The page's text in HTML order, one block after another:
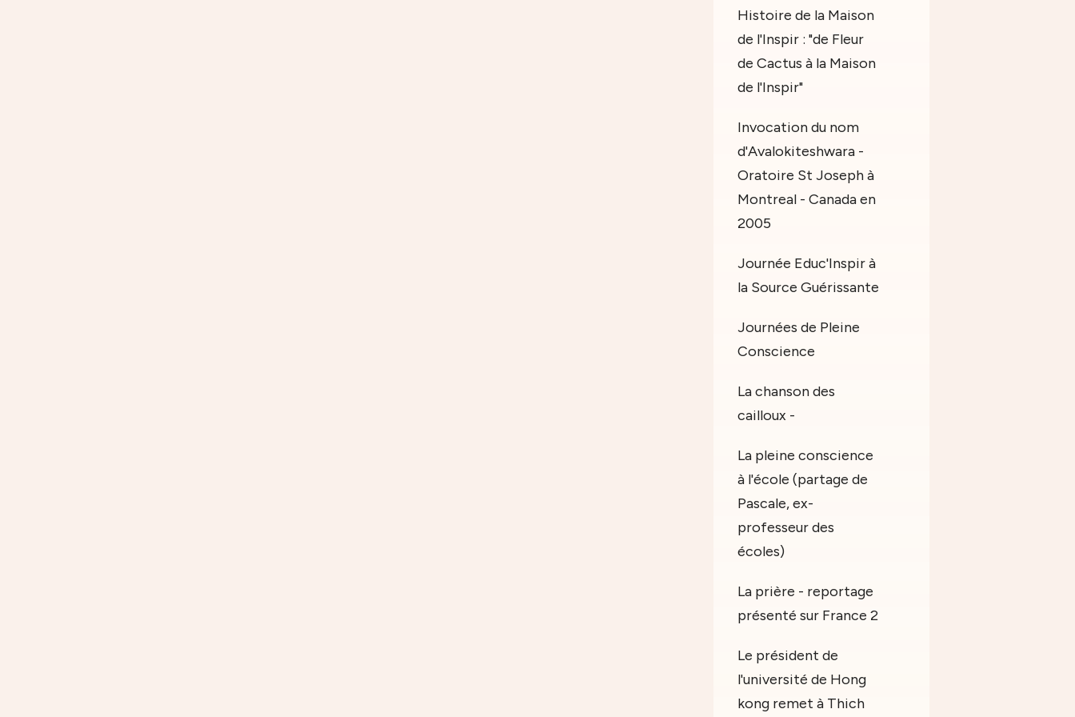
Histoire de la Maison
de l'Inspir : "de Fleur
de Cactus à la Maison
de l'Inspir"
Invocation du nom
d'Avalokiteshwara -
Oratoire St Joseph à
Montreal - Canada en
2005
Journée Educ'Inspir à
la Source Guérissante
Journées de Pleine
Conscience
La chanson des
cailloux -
La pleine conscience
à l'école (partage de
Pascale, ex-
professeur des
écoles)
La prière - reportage
présenté sur France 2
Le président de
l'université de Hong
kong remet à Thich